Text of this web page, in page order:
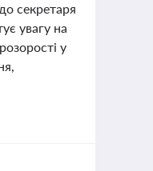
секретаря
увагу на
у